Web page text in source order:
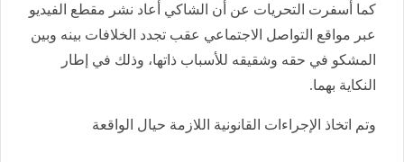
كما أسفرت التحريات عن أن الشاكي أعاد نشر مقطع الفيديو
عبر مواقع التواصل الاجتماعي عقب تجدد الخلافات بينه وبين
المشكو في حقه وشقيقه للأسباب ذاتها، وذلك في إطار
النكاية بهما.
وتم اتخاذ الإجراءات القانونية اللازمة حيال الواقعة